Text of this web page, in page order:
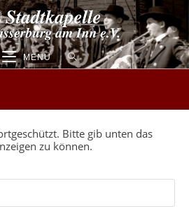
MENÜ
Bitte gib unten das
zu können.